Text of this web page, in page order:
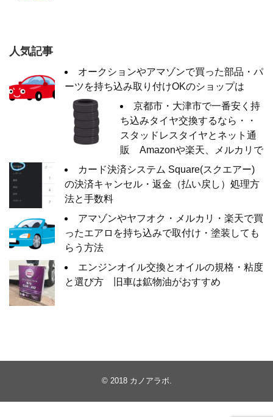
人気記事
オークションやアマゾンで買った部品・パ
ーツを持ち込み取り付けOKのショップは
京都市・大津市で一番安く持
ち込みタイヤ交換するなら・・
スタッドレスタイヤとネット通
販 Amazonや楽天、メルカリで
カード決済システム Square(スクエアー)
の決済キャンセル・返金（払い戻し）処理方
法と手数料
アマゾンやヤフオク・メルカリ・楽天で買
ったエアロを持ち込みで取付け・塗装しても
らう方法
エンジンオイル交換とオイルの規格・粘度
と選び方 旧車は鉱物油がおすすめ
© 2018 カノアラボ